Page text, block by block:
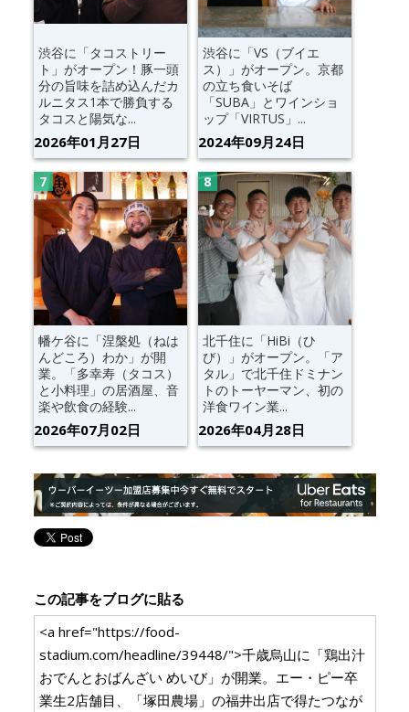
渋谷に「タコストリー
ト」がオープン！豚一頭
分の旨味を詰め込んだカ
ルニタス1本で勝負する
タコスと陽気な...
2026年01月27日
渋谷に「VS（ブイエ
ス）」がオープン。京都
の立ち食いそば
「SUBA」とワインショ
ップ「VIRTUS」...
2024年09月24日
幡ケ谷に「涅槃処（ねは
んどころ）わか」が開
業。「多幸寿（タコス）
と小料理」の居酒屋、音
楽や飲食の経験...
2026年07月02日
北千住に「HiBi（ひ
び）」がオープン。「ア
タル」で北千住ドミナン
トのトーヤーマン、初の
洋食ワイン業...
2026年04月28日
この記事をブログに貼る
<a href="https://food-
stadium.com/headline/39448/">千歳烏山に「鶏出汁
おでんとおばんざい めいび」が開業。エー・ピー卒
業生2店舗目、「塚田農場」の福井出店で得たつなが